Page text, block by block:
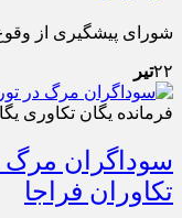
شورای پیشگیری از
۲۲تیر
فرمانده یگان تکاوری
سوداگران مرگ
تکاوران فراجا